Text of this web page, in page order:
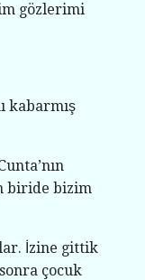
gözlerimi
kabarmış
biride bizim
İzine gittik
çocuk